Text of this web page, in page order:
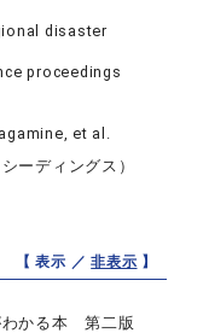
disaster
proceedings
et al.
ーディングス）
【 表示 ／非表示 】
わかる本 第二版